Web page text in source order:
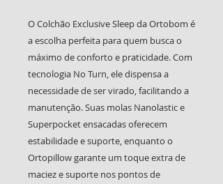
O Colchão Exclusive Sleep da Ortobom é
a escolha perfeita para quem busca o
máximo de conforto e praticidade. Com
tecnologia No Turn, ele dispensa a
necessidade de ser virado, facilitando a
manutenção. Suas molas Nanolastic e
Superpocket ensacadas oferecem
estabilidade e suporte, enquanto o
Ortopillow garante um toque extra de
maciez e suporte nos pontos de